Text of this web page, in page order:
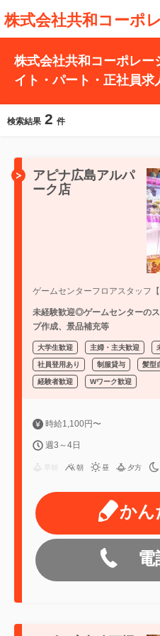
株式会社共和コーポ
株式会社共和コーポレー
イト・パート・正社員求
検索結果 2 件
アピナ広島アルパ
ーク店
ゲームセンターフロアスタッフ
未経験歓迎◎ゲームセンターの
プ作成、景品補充等
大学生歓迎 主婦・主夫歓迎
社員登用あり 制服貸与 髪型
経験者歓迎 Wワーク歓迎
時給1,100円〜
週3～4日
朝 昼 夕方
かん
電